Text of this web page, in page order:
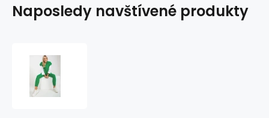
Naposledy navštívené produkty